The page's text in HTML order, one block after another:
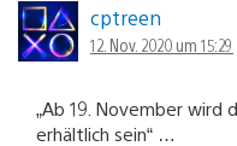
cptreen
12. Nov. 2020 um 15:29
„Ab 19. November wird
erhältlich sein“ …